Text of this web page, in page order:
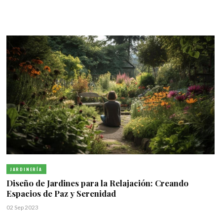
JARDINERÍA
Diseño de Jardines para la Relajación: Creando
Espacios de Paz y Serenidad
02 Sep 2023